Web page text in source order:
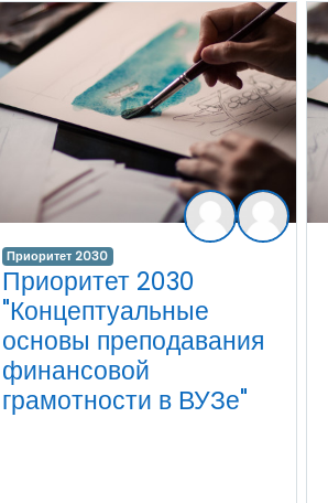
Приоритет 2030
Приоритет 2030
"Концептуальные
основы преподавания
финансовой
грамотности в ВУЗе"